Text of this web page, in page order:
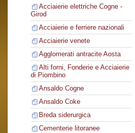
Acciaierie elettriche Cogne -
Girod
Acciaierie e ferriere nazionali
Acciaierie venete
Agglomerati antracite Aosta
Alti forni, Fonderie e Acciaierie
di Piombino
Ansaldo Cogne
Ansaldo Coke
Breda siderurgica
Cementerie litoranee